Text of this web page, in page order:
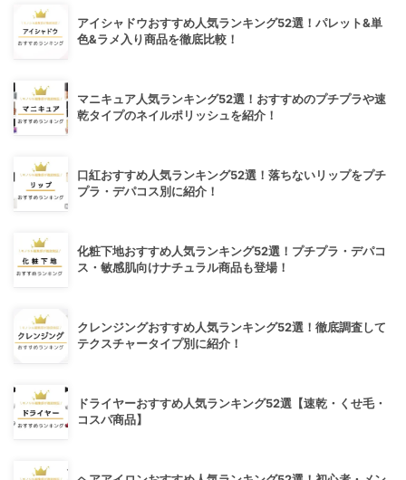
アイシャドウおすすめ人気ランキング52選！パレット&単
色&ラメ入り商品を徹底比較！
マニキュア人気ランキング52選！おすすめのプチプラや速
乾タイプのネイルポリッシュを紹介！
口紅おすすめ人気ランキング52選！落ちないリップをプチ
プラ・デパコス別に紹介！
化粧下地おすすめ人気ランキング52選！プチプラ・デパコ
ス・敏感肌向けナチュラル商品も登場！
クレンジングおすすめ人気ランキング52選！徹底調査して
テクスチャータイプ別に紹介！
ドライヤーおすすめ人気ランキング52選【速乾・くせ毛・
コスパ商品】